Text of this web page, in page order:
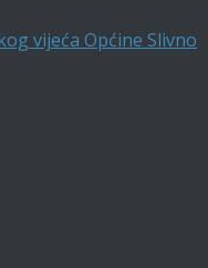
vijeća Općine Slivno